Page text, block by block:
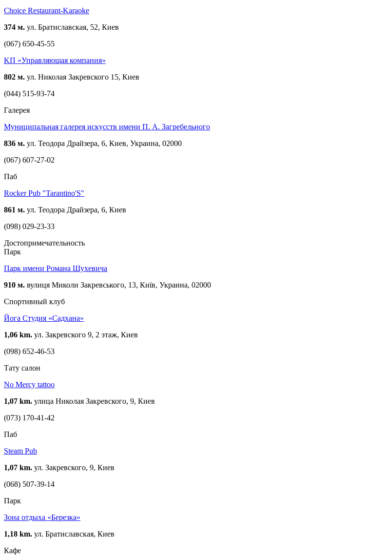
Choice Restaurant-Karaoke
374 м. ул. Братиславская, 52, Киев
(067) 650-45-55
KП «Управляющая компания»
802 м. ул. Николая Закревского 15, Киев
(044) 515-93-74
Галерея
Муниципальная галерея искусств имени П. А. Загребельного
836 м. ул. Теодора Драйзера, 6, Киев, Украина, 02000
(067) 607-27-02
Паб
Rocker Pub "Tarantino'S"
861 м. ул. Теодора Драйзера, 6, Киев
(098) 029-23-33
Достопримечательность
Парк
Парк имени Романа Шухевича
910 м. вулиця Миколи Закревського, 13, Київ, Украина, 02000
Спортивный клуб
Йога Студия «Садхана»
1,06 km. ул. Закревского 9, 2 этаж, Киев
(098) 652-46-53
Тату салон
No Mercy tattoo
1,07 km. улица Николая Закревского, 9, Киев
(073) 170-41-42
Паб
Steam Pub
1,07 km. ул. Закревского, 9, Киев
(068) 507-39-14
Парк
Зона отдыха «Березка»
1,18 km. ул. Братиславская, Киев
Кафе